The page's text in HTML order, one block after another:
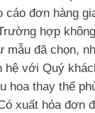
cáo đơn hàng
hợp
mẫu đã chọn,
hệ với Quý
hoa thay thế
xuất hóa đơn